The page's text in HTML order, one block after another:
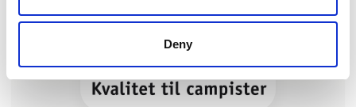
Deny